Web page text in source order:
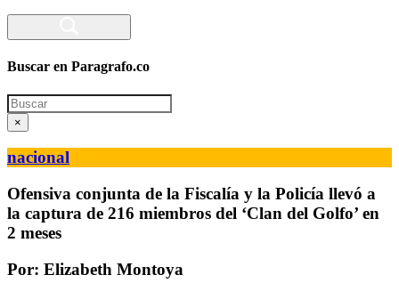
Buscar en Paragrafo.co
Search
×
nacional
Ofensiva conjunta de la Fiscalía y la Policía llevó a
la captura de 216 miembros del ‘Clan del Golfo’ en
2 meses
Por: Elizabeth Montoya